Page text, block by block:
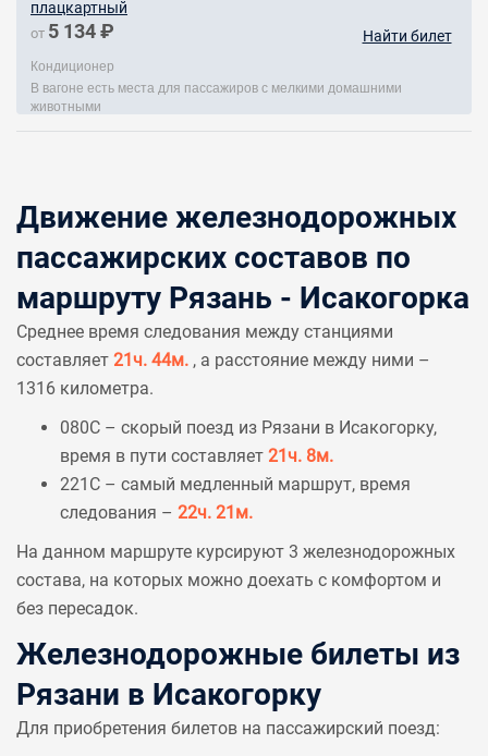
плацкартный
от 5 134 ₽ Найти билет
Кондиционер
В вагоне есть места для пассажиров с мелкими домашними
животными
Движение железнодорожных
пассажирских составов по
маршруту Рязань - Исакогорка
Среднее время следования между станциями
составляет 21ч. 44м. , а расстояние между ними –
1316 километра.
080С – скорый поезд из Рязани в Исакогорку,
время в пути составляет 21ч. 8м.
221С – самый медленный маршрут, время
следования – 22ч. 21м.
На данном маршруте курсируют 3 железнодорожных
состава, на которых можно доехать с комфортом и
без пересадок.
Железнодорожные билеты из
Рязани в Исакогорку
Для приобретения билетов на пассажирский поезд: